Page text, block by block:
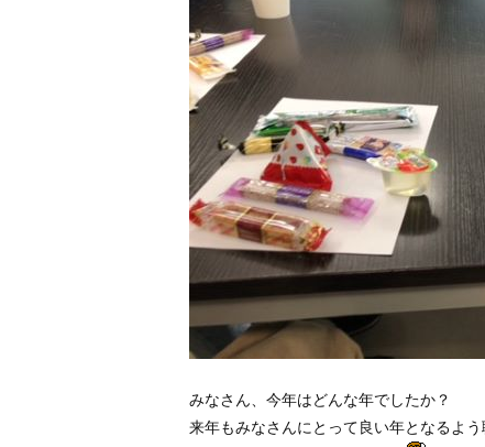
みなさん、今年はどんな年でしたか？
来年もみなさんにとって良い年となるよ